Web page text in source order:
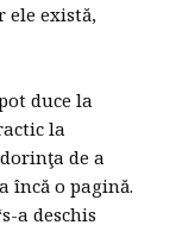
ele există,
duce la
la
de a
încă o pagină.
a deschis